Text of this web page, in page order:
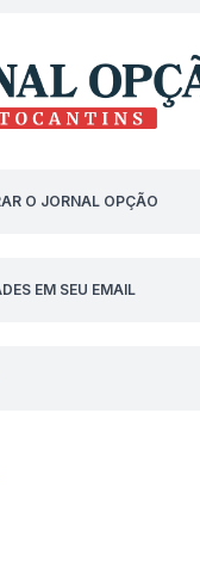
O JORNAL OPÇÃO
EM SEU EMAIL